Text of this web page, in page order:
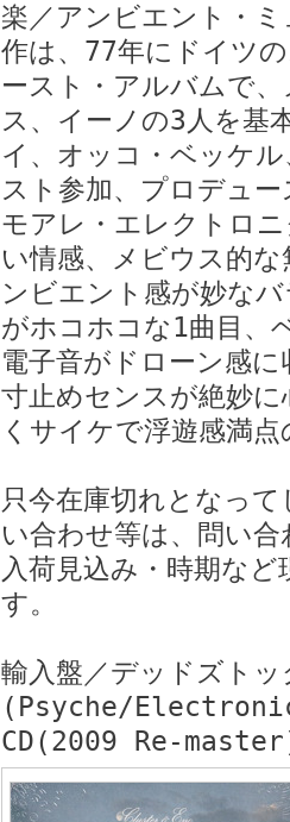
楽／アンビエント・
作は、77年にドイツ
ースト・アルバムで
ス、イーノの3人を基
イ、オッコ・ベッケ
スト参加、プロデュ
モアレ・エレクトロ
い情感、メビウス的
ンビエント感が妙な
がホコホコな1曲目、
電子音がドローン感
寸止めセンスが絶妙
くサイケで浮遊感満
只今在庫切れとなっ
い合わせ等は、問い
入荷見込み・時期な
す。
輸入盤／デッドズトッ
(Psyche/
CD(2009 Re-